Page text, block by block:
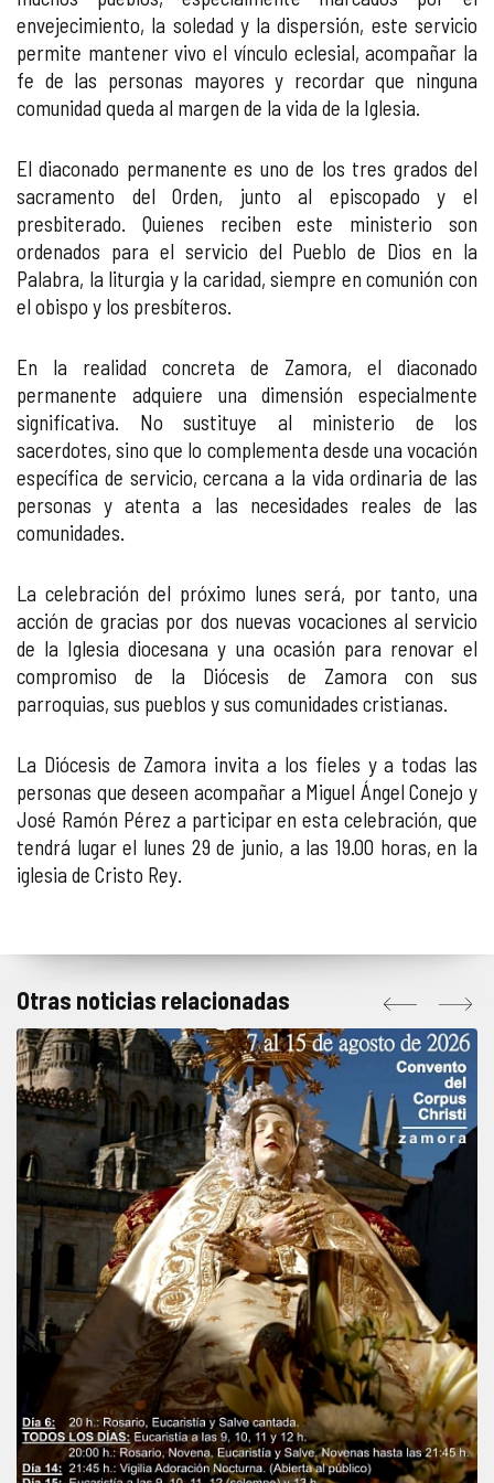
envejecimiento, la soledad y la dispersión, este servicio
permite mantener vivo el vínculo eclesial, acompañar la
fe de las personas mayores y recordar que ninguna
comunidad queda al margen de la vida de la Iglesia.
El diaconado permanente es uno de los tres grados del
sacramento del Orden, junto al episcopado y el
presbiterado. Quienes reciben este ministerio son
ordenados para el servicio del Pueblo de Dios en la
Palabra, la liturgia y la caridad, siempre en comunión con
el obispo y los presbíteros.
En la realidad concreta de Zamora, el diaconado
permanente adquiere una dimensión especialmente
significativa. No sustituye al ministerio de los
sacerdotes, sino que lo complementa desde una vocación
específica de servicio, cercana a la vida ordinaria de las
personas y atenta a las necesidades reales de las
comunidades.
La celebración del próximo lunes será, por tanto, una
acción de gracias por dos nuevas vocaciones al servicio
de la Iglesia diocesana y una ocasión para renovar el
compromiso de la Diócesis de Zamora con sus
parroquias, sus pueblos y sus comunidades cristianas.
La Diócesis de Zamora invita a los fieles y a todas las
personas que deseen acompañar a Miguel Ángel Conejo y
José Ramón Pérez a participar en esta celebración, que
tendrá lugar el lunes 29 de junio, a las 19.00 horas, en la
iglesia de Cristo Rey.
Otras noticias relacionadas